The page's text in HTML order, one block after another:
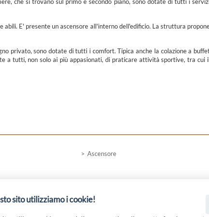
E' presente un ascensore all'interno dell'edificio. La struttura
privato, sono dotate di tutti i comfort. Tipica anche la colazione a
a tutti, non solo ai più appasionati, di praticare attività sportive, tra cui
Ascensore
La Terra dei M@rsi - Fondo FEASR; Sottomisura 19.2; Tipologia di
sito utilizziamo i cookie!